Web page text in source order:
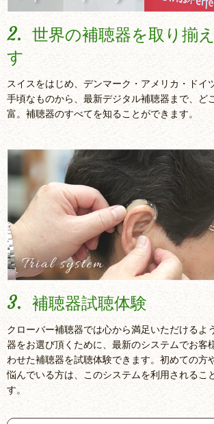
2.
世界の補聴器を取り揃
す
スイスをはじめ、デンマーク・アメリカ・ドイ
手頃なものから、最新デジタル補聴器まで、ど
富。補聴器のすべてを知ることができます。
3. 補聴器試聴体験
クローバー補聴器では心から満足いただけるよ
器をお選び頂くために、最新のシステムでお客
わせた補聴器を試聴体験できます。初めての方
悩んでいる方は、このシステムを利用されるこ
す。